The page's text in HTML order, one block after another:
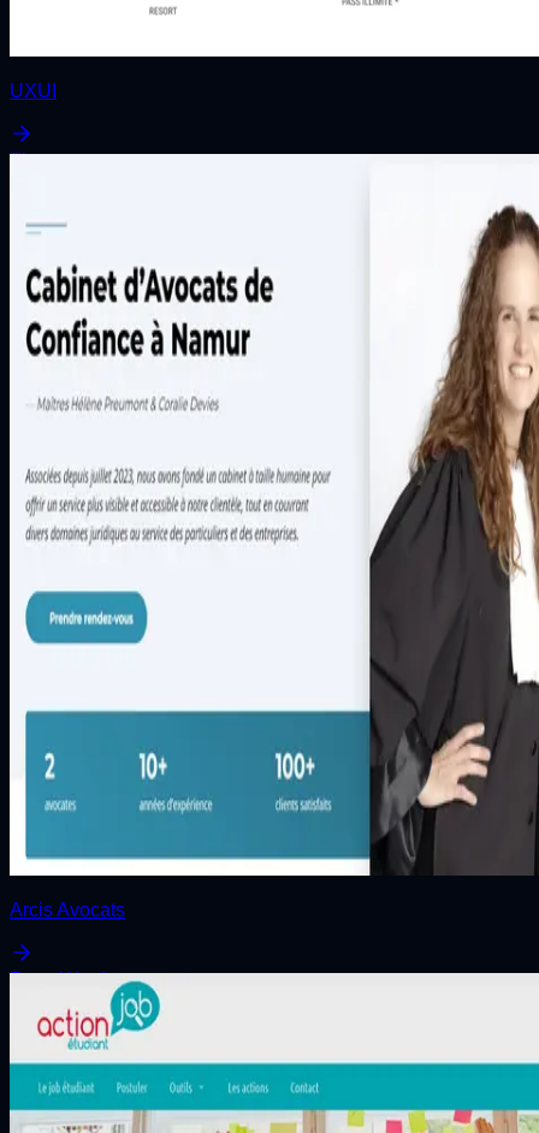
UXUI
Figma
Arcis Avocats
ReactWordpress